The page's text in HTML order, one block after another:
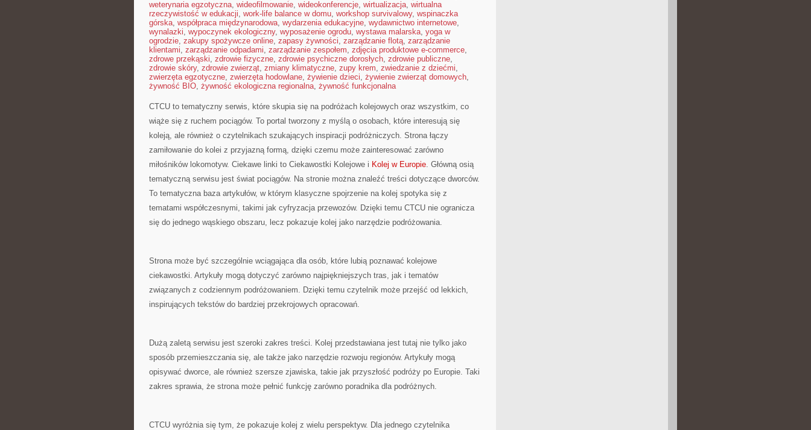
weterynaria egzotyczna, wideofilmowanie, wideokonferencje, wirtualizacja, wirtualna
rzeczywistość w edukacji, work-life balance w domu, workshop survivalowy, wspinaczka
górska, współpraca międzynarodowa, wydarzenia edukacyjne, wydawnictwo internetowe,
wynalazki, wypoczynek ekologiczny, wyposażenie ogrodu, wystawa malarska, yoga w
ogrodzie, zakupy spożywcze online, zapasy żywności, zarządzanie flotą, zarządzanie
klientami, zarządzanie odpadami, zarządzanie zespołem, zdjęcia produktowe e-commerce,
zdrowe przekąski, zdrowie fizyczne, zdrowie psychiczne dorosłych, zdrowie publiczne,
zdrowie skóry, zdrowie zwierząt, zmiany klimatyczne, zupy krem, zwiedzanie z dziećmi,
zwierzęta egzotyczne, zwierzęta hodowlane, żywienie dzieci, żywienie zwierząt domowych,
żywność BIO, żywność ekologiczna regionalna, żywność funkcjonalna
CTCU to tematyczny serwis, które skupia się na podróżach kolejowych oraz wszystkim, co
wiąże się z ruchem pociągów. To portal tworzony z myślą o osobach, które interesują się
koleją, ale również o czytelnikach szukających inspiracji podróżniczych. Strona łączy
zamiłowanie do kolei z przyjazną formą, dzięki czemu może zainteresować zarówno
miłośników lokomotyw. Ciekawe linki to Ciekawostki Kolejowe i Kolej w Europie. Główną osią
tematyczną serwisu jest świat pociągów. Na stronie można znaleźć treści dotyczące dworców.
To tematyczna baza artykułów, w którym klasyczne spojrzenie na kolej spotyka się z
tematami współczesnymi, takimi jak cyfryzacja przewozów. Dzięki temu CTCU nie ogranicza
się do jednego wąskiego obszaru, lecz pokazuje kolej jako narzędzie podróżowania.
Strona może być szczególnie wciągająca dla osób, które lubią poznawać kolejowe
ciekawostki. Artykuły mogą dotyczyć zarówno najpiękniejszych tras, jak i tematów
związanych z codziennym podróżowaniem. Dzięki temu czytelnik może przejść od lekkich,
inspirujących tekstów do bardziej przekrojowych opracowań.
Dużą zaletą serwisu jest szeroki zakres treści. Kolej przedstawiana jest tutaj nie tylko jako
sposób przemieszczania się, ale także jako narzędzie rozwoju regionów. Artykuły mogą
opisywać dworce, ale również szersze zjawiska, takie jak przyszłość podróży po Europie. Taki
zakres sprawia, że strona może pełnić funkcję zarówno poradnika dla podróżnych.
CTCU wyróżnia się tym, że pokazuje kolej z wielu perspektyw. Dla jednego czytelnika